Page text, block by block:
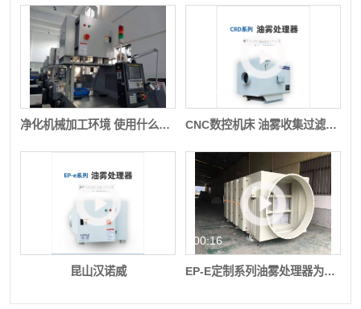
备摆放面积
过滤结构--（采用四级过滤）
1）一级过滤采用高抛光不锈钢旋涡式分离器，将大
颗粒油雾进行分离。
2）二级过滤通过不锈钢丝过滤段过滤大油雾颗粒。
3) 三级过滤通过不锈钢和织物材料混合编制的过滤段
过滤小油雾颗粒。
4）四级过滤通过耐油材料制成的F9级过滤器过滤微
小油雾颗粒。
5) 可根据客户现场需要配置高效过滤或活性炭过滤。
净化机械加工环境 使用什么环保设备节能高效 CNC数控机床 油雾收集过滤设备
昆山汉诺威
00:16
EP-E定制系列油雾处理器为大型油雾收集处理主机